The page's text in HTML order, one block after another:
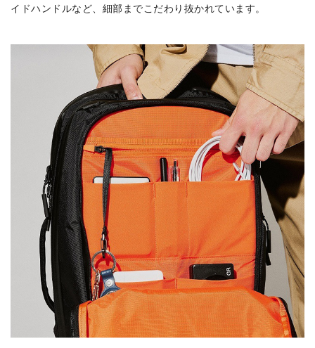
イドハンドルなど、細部までこだわり抜かれています。